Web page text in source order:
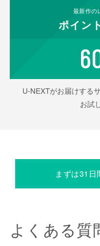
最新作の
ポイント
U-NEXTがお届けする
お試
まずは31日
よくある質